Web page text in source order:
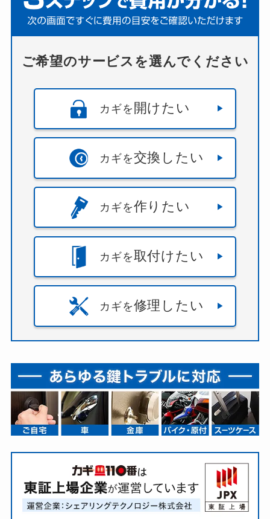
ご希望のサービスを選んでください
カギを 開けたい
カギを交換したい
カギを作りたい
カギを取付けたい
カギを修理したい